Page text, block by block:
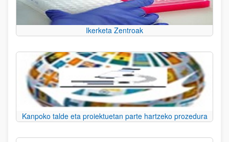
Ikerketa Zentroak
Kanpoko talde eta proiektuetan parte hartzeko prozedura